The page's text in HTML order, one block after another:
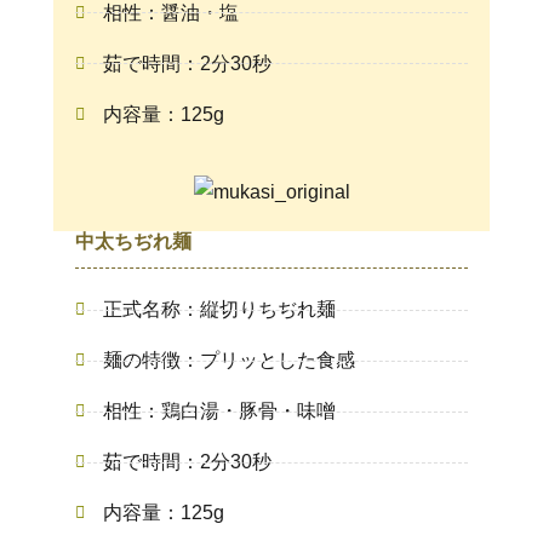
相性：醤油・塩
茹で時間：2分30秒
内容量：125g
中太ちぢれ麺
正式名称：縦切りちぢれ麺
麺の特徴：プリッとした食感
相性：鶏白湯・豚骨・味噌
茹で時間：2分30秒
内容量：125g